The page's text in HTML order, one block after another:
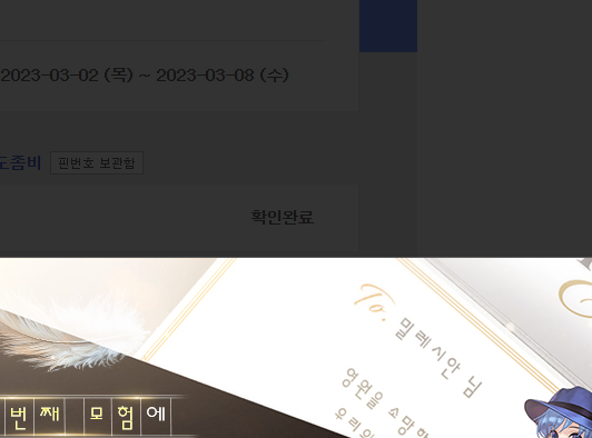
한산도체른
Lv.115체른